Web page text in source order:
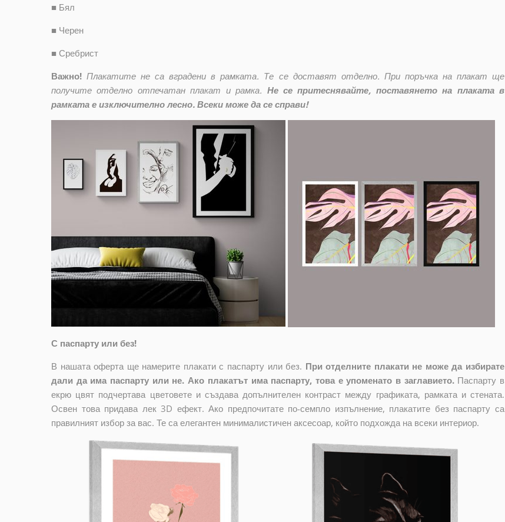
■ Бял
■ Черен
■ Сребрист
Важно! Плакатите не са вградени в рамката. Те се доставят отделно. При поръчка на плакат ще
получите отделно отпечатан плакат и рамка. Не се притеснявайте, поставянето на плаката в
рамката е изключително лесно. Всеки може да се справи!
С паспарту или без!
В нашата оферта ще намерите плакати с паспарту или без. При отделните плакати не може да избирате
дали да има паспарту или не. Ако плакатът има паспарту, това е упоменато в заглавието. Паспарту в
екрю цвят подчертава цветовете и създава допълнителен контраст между графиката, рамката и стената.
Освен това придава лек 3D ефект. Ако предпочитате по-семпло изпълнение, плакатите без паспарту са
правилният избор за вас. Те са елегантен минималистичен аксесоар, който подхожда на всеки интериор.